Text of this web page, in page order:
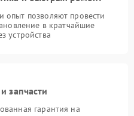
позволяют провести
в кратчайшие
устройства
запчасти
гарантия на